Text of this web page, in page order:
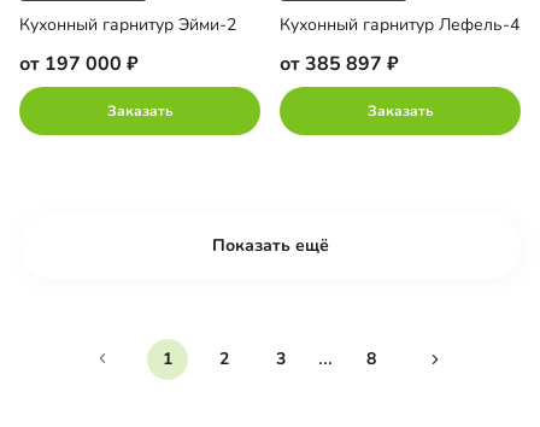
Кухонный гарнитур Эйми-2
от 197 000
Заказать
Кухонный гарнитур Лефель-4
от 385 897
Заказать
Показать ещё
1 2 3 ... 8